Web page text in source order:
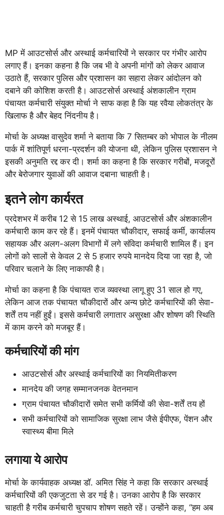
MP में आउटसोर्स और अस्थाई कर्मचारियों ने सरकार पर गंभीर आरोप
लगाए हैं। इनका कहना है कि जब भी वे अपनी मांगों को लेकर आवाज
उठाते हैं, सरकार पुलिस और प्रशासन का सहारा लेकर आंदोलन को
दबाने की कोशिश करती है। आउटसोर्स अस्थाई अंशकालीन ग्राम
पंचायत कर्मचारी संयुक्त मोर्चा ने साफ कहा है कि यह रवैया लोकतंत्र के
खिलाफ है और बेहद निंदनीय है।
मोर्चा के अध्यक्ष वासुदेव शर्मा ने बताया कि 7 सितम्बर को भोपाल के नीलम
पार्क में शांतिपूर्ण धरना-प्रदर्शन की योजना थी, लेकिन पुलिस प्रशासन ने
इसकी अनुमति रद्द कर दी। शर्मा का कहना है कि सरकार गरीबों, मजदूरों
और बेरोजगार युवाओं की आवाज दबाना चाहती है।
इतने लोग कार्यरत
प्रदेशभर में करीब 12 से 15 लाख अस्थाई, आउटसोर्स और अंशकालीन
कर्मचारी काम कर रहे हैं। इनमें पंचायत चौकीदार, सफाई कर्मी, कार्यालय
सहायक और अलग-अलग विभागों में लगे संविदा कर्मचारी शामिल हैं। इन
लोगों को सालों से केवल 2 से 5 हजार रुपये मानदेय दिया जा रहा है, जो
परिवार चलाने के लिए नाकाफी है।
मोर्चा का कहना है कि पंचायत राज व्यवस्था लागू हुए 31 साल हो गए,
लेकिन आज तक पंचायत चौकीदारों और अन्य छोटे कर्मचारियों की सेवा-
शर्तें तय नहीं हुईं। इससे कर्मचारी लगातार असुरक्षा और शोषण की स्थिति
में काम करने को मजबूर हैं।
कर्मचारियों की मांग
आउटसोर्स और अस्थाई कर्मचारियों का नियमितीकरण
मानदेय की जगह सम्मानजनक वेतनमान
ग्राम पंचायत चौकीदारों समेत सभी कर्मियों की सेवा-शर्तें तय हों
सभी कर्मचारियों को सामाजिक सुरक्षा लाभ जैसे ईपीएफ, पेंशन और
स्वास्थ्य बीमा मिले
लगाया ये आरोप
मोर्चा के कार्यवाहक अध्यक्ष डॉ. अमित सिंह ने कहा कि सरकार अस्थाई
कर्मचारियों की एकजुटता से डर गई है। उनका आरोप है कि सरकार
चाहती है गरीब कर्मचारी चुपचाप शोषण सहते रहें। उन्होंने कहा, “हम अब